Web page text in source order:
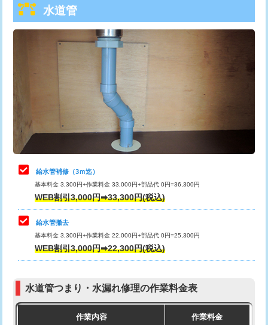
給水管工事※（ライニング鋼管・銅
管・ポリ管・HT管使用/3ｍまで)
給水管工事※（ライニング鋼管・銅
管・ポリ管・HT管使用/3ｍ超え)
排水管工事（土の掘削・埋め戻し作
11,000円~
排水管工事（排水管工事/3ｍまで） 55,000円
排水管工事（追加 排水管工事/3ｍ超
マス交換（土の掘削・埋め戻し作業）
マス交換（深さ50㎝未満）
マス交換（深さ50㎝以上）
コンクリート斫り（厚さ10㎝まで）
トーラー機使用/3mまで
追加トーラー機使用/3m超え
33,000円
8,800円
止水・漏水調査・防水処理・清掃・修
理・調整・分解・加工など（軽作業）
11,000円
止水・漏水調査・防水処理・清掃・修
理・調整・分解・加工など（中作業）
止水・漏水調査・防水処理・清掃・修
理・調整・分解・加工など（重作業）
33,000円
その他部品の脱着
交換・取付（タンク）
式）)
式・ワンホール）)
水道管
給水管補修（3ｍ迄）
基本料金 3,300円+作業料金 33,000円+部品代 0円=36,300円
WEB割引3,000円➡33,300円(税込)
給水管撤去
基本料金 3,300円+作業料金 22,000円+部品代 0円=25,300円
WEB割引3,000円➡22,300円(税込)
水道管つまり・水漏れ修理の作業料金表
作業内容 作業料金